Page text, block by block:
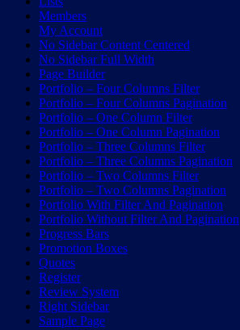
Members
My Account
No Sidebar Content Centered
No Sidebar Full Width
Page Builder
Portfolio – Four Columns Filter
Portfolio – Four Columns Pagination
Portfolio – One Column Filter
Portfolio – One Column Pagination
Portfolio – Three Columns Filter
Portfolio – Three Columns Pagination
Portfolio – Two Columns Filter
Portfolio – Two Columns Pagination
Portfolio With Filter And Pagination
Portfolio Without Filter And Pagination
Progress Bars
Promotion Boxes
Quotes
Register
Review System
Right Sidebar
Sample Page